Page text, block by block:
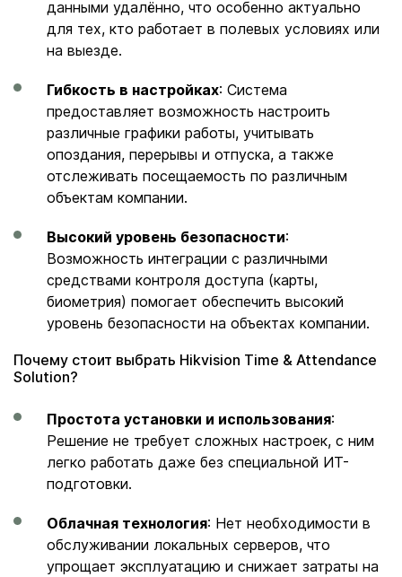
данными удалённо, что особенно актуально
для тех, кто работает в полевых условиях или
на выезде.
Гибкость в настройках: Система
предоставляет возможность настроить
различные графики работы, учитывать
опоздания, перерывы и отпуска, а также
отслеживать посещаемость по различным
объектам компании.
Высокий уровень безопасности:
Возможность интеграции с различными
средствами контроля доступа (карты,
биометрия) помогает обеспечить высокий
уровень безопасности на объектах компании.
Почему стоит выбрать Hikvision Time & Attendance
Solution?
Простота установки и использования:
Решение не требует сложных настроек, с ним
легко работать даже без специальной ИТ-
подготовки.
Облачная технология: Нет необходимости в
обслуживании локальных серверов, что
упрощает эксплуатацию и снижает затраты на